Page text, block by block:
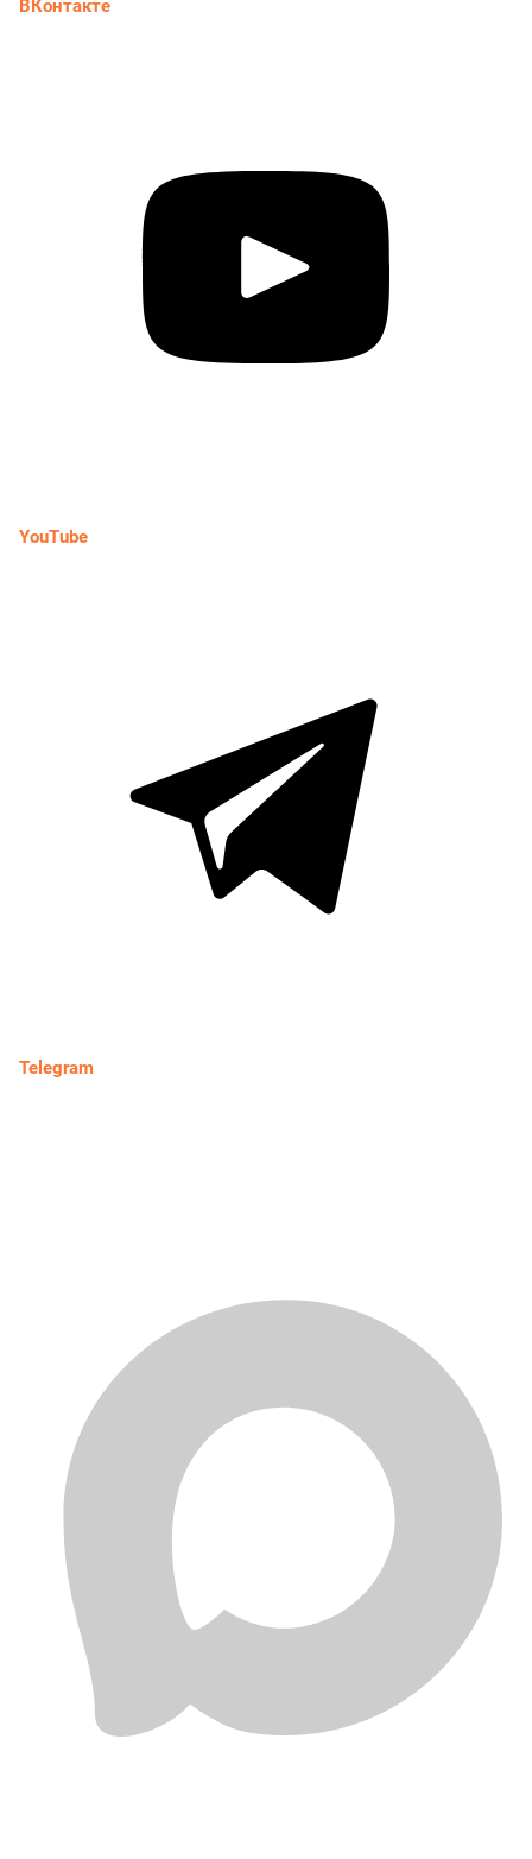
ВКонтакте
YouTube
Telegram